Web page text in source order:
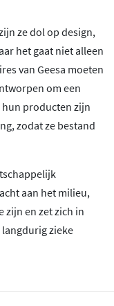
ze dol op design,
het gaat niet alleen
van Geesa moeten
om een
hun producten zijn
zodat ze bestand
aan het milieu,
zijn en zet zich in
zieke